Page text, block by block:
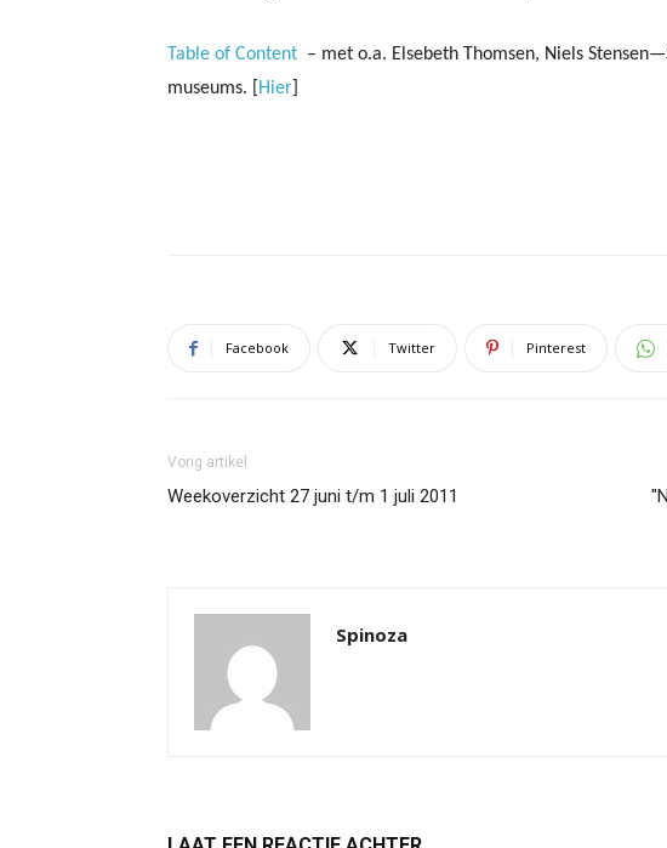
Table of Content – met o.a. Elsebeth Thomsen, Niels
museums. [
Hier
Facebook Twitter Pinterest
Vorig artikel
Weekoverzicht 27 juni t/m 1 juli 2011
Spinoza